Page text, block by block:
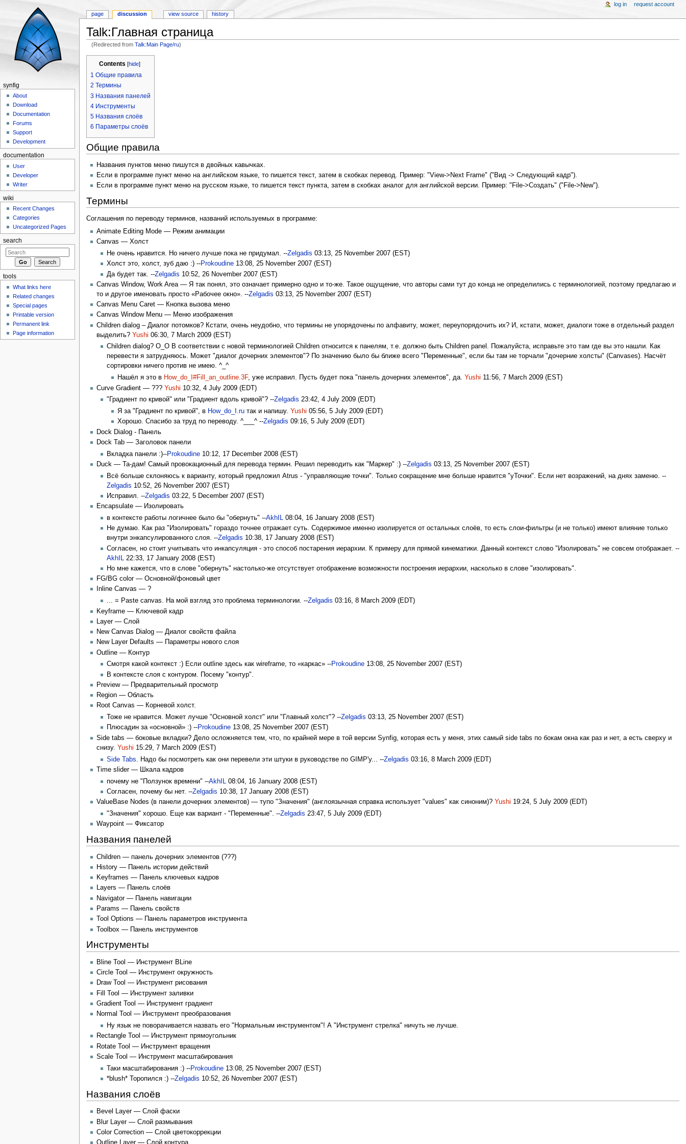
Talk:Главная страница
(Redirected fromTalk:Main Page/ru)
Contents [hide]
1 Общие правила
2 Термины
3 Названия панелей
4 Инструменты
5 Названия слоёв
6 Параметры слоёв
Общие правила
Названия пунктов меню пишутся в двойных кавычках.
Если в программе пункт меню на английском языке, то пишется текст, затем в скобках перевод. Пример: "View->Next Frame" ("Вид -> Следующий кадр").
Если в программе пункт меню на русском языке, то пишется текст пункта, затем в скобках аналог для английской версии. Пример: "File->Создать" ("File->New").
Термины
Соглашения по переводу терминов, названий используемых в программе:
Animate Editing Mode — Режим анимации
Canvas — Холст
Не очень нравится. Но ничего лучше пока не придумал. --Zelgadis 03:13, 25 November 2007 (EST)
Холст это, холст, зуб даю :) --Prokoudine 13:08, 25 November 2007 (EST)
Да будет так. --Zelgadis 10:52, 26 November 2007 (EST)
Canvas Window, Work Area — Я так понял, это означает примерно одно и то-же. Такое ощущение, что авторы сами тут до конца не определились с терминологией, поэтому предлагаю и
то и другое именовать просто «Рабочее окно». --Zelgadis 03:13, 25 November 2007 (EST)
Canvas Menu Caret — Кнопка вызова меню
Canvas Window Menu — Меню изображения
Children dialog – Диалог потомков? Кстати, очень неудобно, что термины не упорядочены по алфавиту, может, переупорядочить их? И, кстати, может, диалоги тоже в отдельный раздел
выделить? Yushi 06:30, 7 March 2009 (EST)
Children dialog? О_О В соответствии с новой терминологией Children относится к панелям, т.е. должно быть Children panel. Пожалуйста, исправьте это там где вы это нашли. Как
перевести я затрудняюсь. Может "диалог дочерних элементов"? По значению было бы ближе всего "Переменные", если бы там не торчали "дочерние холсты" (Canvases). Насчёт
сортировки ничего против не имею. ^_^
Нашёл я это в How_do_I#Fill_an_outline.3F, уже исправил. Пусть будет пока "панель дочерних элементов", да. Yushi 11:56, 7 March 2009 (EST)
Curve Gradient — ??? Yushi 10:32, 4 July 2009 (EDT)
"Градиент по кривой" или "Градиент вдоль кривой"? --Zelgadis 23:42, 4 July 2009 (EDT)
Я за "Градиент по кривой", в How_do_I.ruтак и напишу. Yushi 05:56, 5 July 2009 (EDT)
Хорошо. Спасибо за труд по переводу. ^___^ --Zelgadis 09:16, 5 July 2009 (EDT)
Dock Dialog - Панель
Dock Tab — Заголовок панели
Вкладка панели :)--Prokoudine 10:12, 17 December 2008 (EST)
Duck — Та-дам! Самый провокационный для перевода термин. Решил переводить как "Маркер" :) --Zelgadis 03:13, 25 November 2007 (EST)
Всё больше склоняюсь к варианту, который предложил Atrus - "управляющие точки". Только сокращение мне больше нравится "уТочки". Если нет возражений, на днях заменю. --
Zelgadis 10:52, 26 November 2007 (EST)
Исправил. --Zelgadis 03:22, 5 December 2007 (EST)
Encapsulate — Изолировать
в контексте работы логичнее было бы "обернуть" --AkhIL 08:04, 16 January 2008 (EST)
Не думаю. Как раз "Изолировать" гораздо точнее отражает суть. Содержимое именно изолируется от остальных слоёв, то есть слои-фильтры (и не только) имеют влияние только
внутри энкапсулированного слоя. --Zelgadis 10:38, 17 January 2008 (EST)
Согласен, но стоит учитывать что инкапсуляция - это способ постарения иерархии. К примеру для прямой кинематики. Данный контекст слово "Изолировать" не совсем отображает. --
AkhIL
22:33, 17 January 2008 (EST)
Но мне кажется, что в слове "обернуть" настолько-же отсутствует отображение возможности построения иерархии, насколько в слове "изолировать".
FG/BG color — Основной/фоновый цвет
Inline Canvas — ?
... = Paste canvas. На мой взгляд это проблема терминологии. --Zelgadis 03:16, 8 March 2009 (EDT)
Keyframe — Ключевой кадр
Layer — Слой
New Canvas Dialog — Диалог свойств файла
New Layer Defaults — Параметры нового слоя
Outline — Контур
Смотря какой контекст :) Если outline здесь как wireframe, то «каркас» --Prokoudine 13:08, 25 November 2007 (EST)
В контексте слоя с контуром. Посему "контур".
Preview — Предварительный просмотр
Region — Область
Root Canvas — Корневой холст.
Тоже не нравится. Может лучше "Основной холст" или "Главный холст"? --Zelgadis 03:13, 25 November 2007 (EST)
Плюсадин за «основной» :) --Prokoudine 13:08, 25 November 2007 (EST)
Side tabs — боковые вкладки? Дело осложняется тем, что, по крайней мере в той версии Synfig, которая есть у меня, этих самый side tabs по бокам окна как раз и нет, а есть сверху и
снизу. Yushi 15:29, 7 March 2009 (EST)
Side Tabs . Надо бы посмотреть как они перевели эти штуки в руководстве по GIMP'у... --Zelgadis 03:16, 8 March 2009 (EDT)
Time slider — Шкала кадров
почему не "Ползунок времени" --AkhIL
08:04, 16 January 2008 (EST)
Согласен, почему бы нет. --Zelgadis 10:38, 17 January 2008 (EST)
ValueBase Nodes (в панели дочерних элементов) — тупо "Значения" (англоязычная справка использует "values" как синоним)? Yushi 19:24, 5 July 2009 (EDT)
"Значения" хорошо. Еще как вариант - "Переменные". --Zelgadis 23:47, 5 July 2009 (EDT)
Waypoint — Фиксатор
Названия панелей
Children — панель дочерних элементов (???)
History — Панель истории действий
Keyframes — Панель ключевых кадров
Layers — Панель слоёв
Navigator — Панель навигации
Params — Панель свойств
Tool Options — Панель параметров инструмента
Toolbox — Панель инструментов
Инструменты
Bline Tool — Инструмент BLine
Circle Tool — Инструмент окружность
Draw Tool — Инструмент рисования
Fill Tool — Инструмент заливки
Gradient Tool — Инструмент градиент
Normal Tool — Инструмент преобразования
Ну язык не поворачивается назвать его "Нормальным инструментом"! А "Инструмент стрелка" ничуть не лучше.
Rectangle Tool — Инструмент прямоугольник
Rotate Tool — Инструмент вращения
Scale Tool — Инструмент масштабирования
Таки масштабирования :) --Prokoudine 13:08, 25 November 2007 (EST)
*blush* Торопился :) --Zelgadis 10:52, 26 November 2007 (EST)
Названия слоёв
Bevel Layer — Слой фаски
Blur Layer — Слой размывания
Color Correction — Слой цветокоррекции
Outline Layer — Слой контура
page discussion view source history
log in request account
synfig
About
Download
Documentation
Forums
Support
Development
documentation
User
Developer
Writer
wiki
Recent Changes
Categories
Uncategorized Pages
search
tools
What links here
Related changes
Special pages
Printable version
Permanent link
Page information